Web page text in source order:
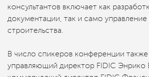
консультантов включает как
документации, так и само
строительства.
В число спикеров конференции
управляющий директор FIDIC Энрико